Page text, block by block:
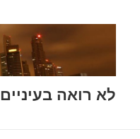
לא רואה בעיניים